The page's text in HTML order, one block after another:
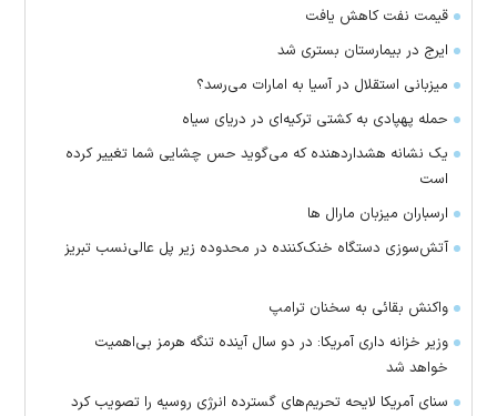
قیمت نفت کاهش یافت
ایرج در بیمارستان بستری شد
میزبانی استقلال در آسیا به امارات می‌رسد؟
حمله پهپادی به کشتی ترکیه‌ای در دریای سیاه
یک نشانه هشداردهنده که می‌گوید حس چشایی شما تغییر کرده
است
ارسباران میزبان مارال ها
آتش‌سوزی دستگاه خنک‌کننده در محدوده زیر پل عالی‌نسب تبریز
واکنش بقائی به سخنان ترامپ
وزیر خزانه داری آمریکا: در دو سال آینده تنگه هرمز بی‌اهمیت
خواهد شد
سنای آمریکا لایحه تحریم‌های گسترده انرژی روسیه را تصویب کرد